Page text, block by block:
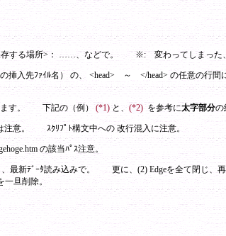
<保存する場所>： ……、などで。 ※: 変わってしまった
挿入先ﾌｧｲﾙ名） の、 <head> ～ </head> の任意の行間
す。 下記の（例） (*1)と、 (*2) を参考に太字部分の
注意。 ｽｸﾘﾌﾟﾄ構文中への 改行混入に注意。
の該当ﾊﾟｽ注意。
新ﾃﾞｰﾀ読み込みで。 更に、(2) Edgeを全て閉じ、
旦削除。